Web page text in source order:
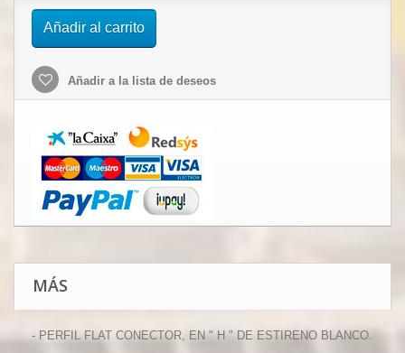
Añadir al carrito
Añadir a la lista de deseos
MÁS
- PERFIL FLAT CONECTOR, EN " H " DE ESTIRENO BLANCO.